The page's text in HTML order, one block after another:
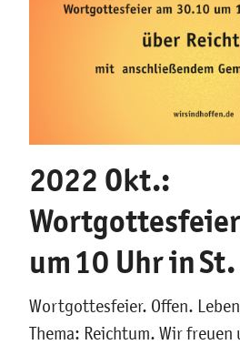
2022 Okt.:
um 10 Uhr in
Wortgottesfeier. Offen.
Thema: Reichtum. Wir freuen